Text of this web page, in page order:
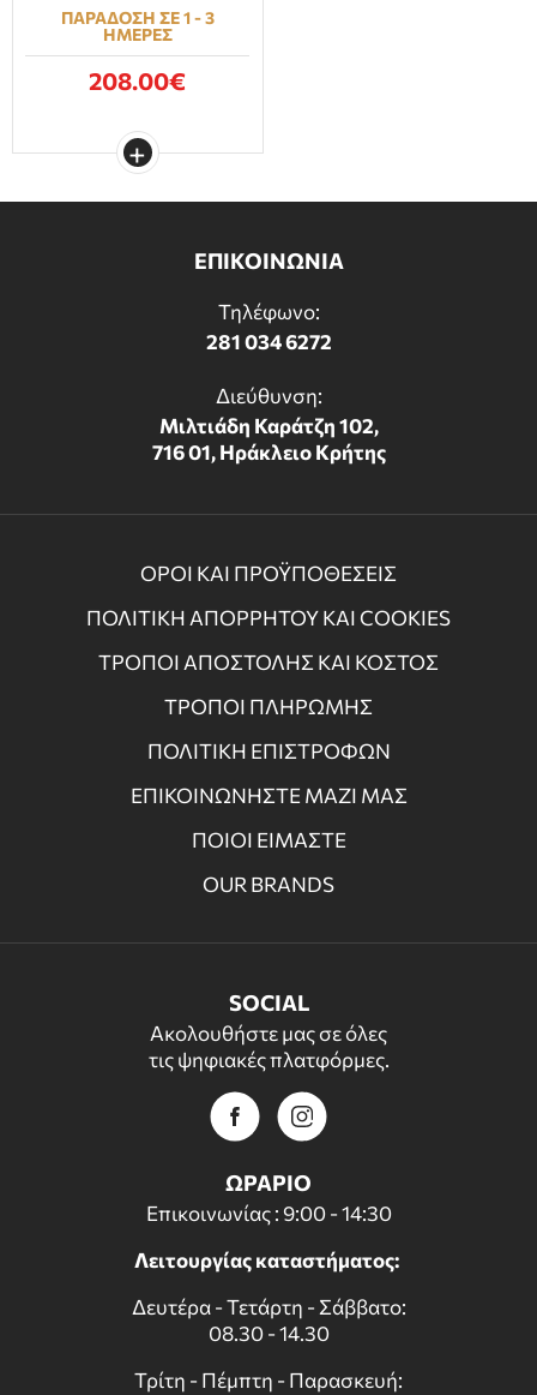
ΠΑΡΑΔΟΣΗ ΣΕ 1 - 3
ΗΜΕΡΕΣ
208.00€
ΕΠΙΚΟΙΝΩΝΙΑ
Τηλέφωνο:
281 034 6272
Διεύθυνση:
Μιλτιάδη Καράτζη 102,
716 01, Ηράκλειο Κρήτης
ΟΡΟΙ ΚΑΙ ΠΡΟΫΠΟΘΕΣΕΙΣ
ΠΟΛΙΤΙΚΗ ΑΠΟΡΡΗΤΟΥ ΚΑΙ COOKIES
ΤΡΟΠΟΙ ΑΠΟΣΤΟΛΗΣ ΚΑΙ ΚΟΣΤΟΣ
ΤΡΟΠΟΙ ΠΛΗΡΩΜΗΣ
ΠΟΛΙΤΙΚΗ ΕΠΙΣΤΡΟΦΩΝ
ΕΠΙΚΟΙΝΩΝΗΣΤΕ ΜΑΖΙ ΜΑΣ
ΠΟΙΟΙ ΕΙΜΑΣΤΕ
OUR BRANDS
SOCIAL
Ακολουθήστε μας σε όλες
τις ψηφιακές πλατφόρμες.
ΩΡΑΡΙΟ
Επικοινωνίας : 9:00 - 14:30
Λειτουργίας καταστήματος:
Δευτέρα - Τετάρτη - Σάββατο:
08.30 - 14.30
Τρίτη - Πέμπτη - Παρασκευή: